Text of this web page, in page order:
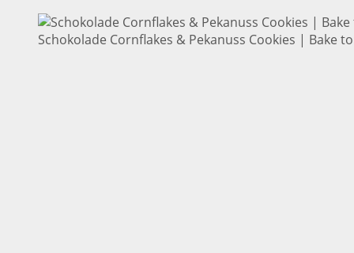
Schokolade Cornflakes & Pekanuss Cookies | Bake